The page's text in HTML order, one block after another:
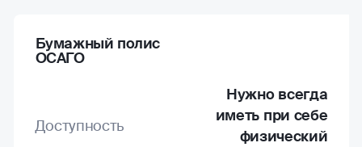
Бумажный полис
ОСАГО
Доступность
Нужно всегда
иметь при себе
физический